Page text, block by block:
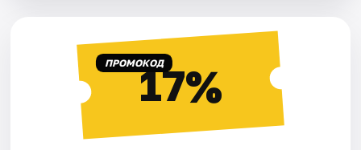
ПРОМОКОД17%